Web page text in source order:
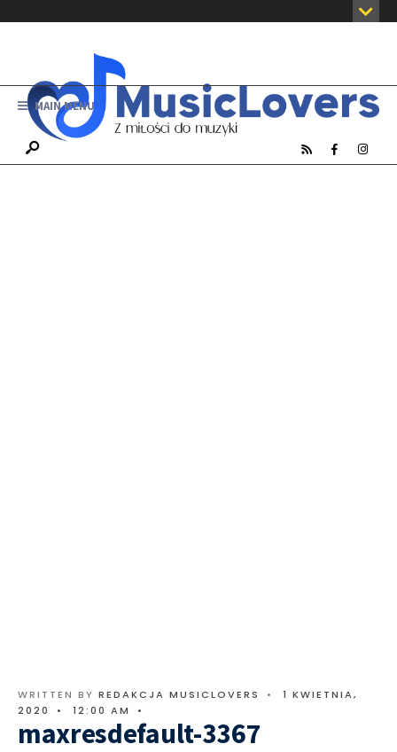
MAIN MENU
WRITTEN BY REDAKCJA MUSICLOVERS •
1 KWIETNIA,
2020
• 12:00 AM •
maxresdefault-3367